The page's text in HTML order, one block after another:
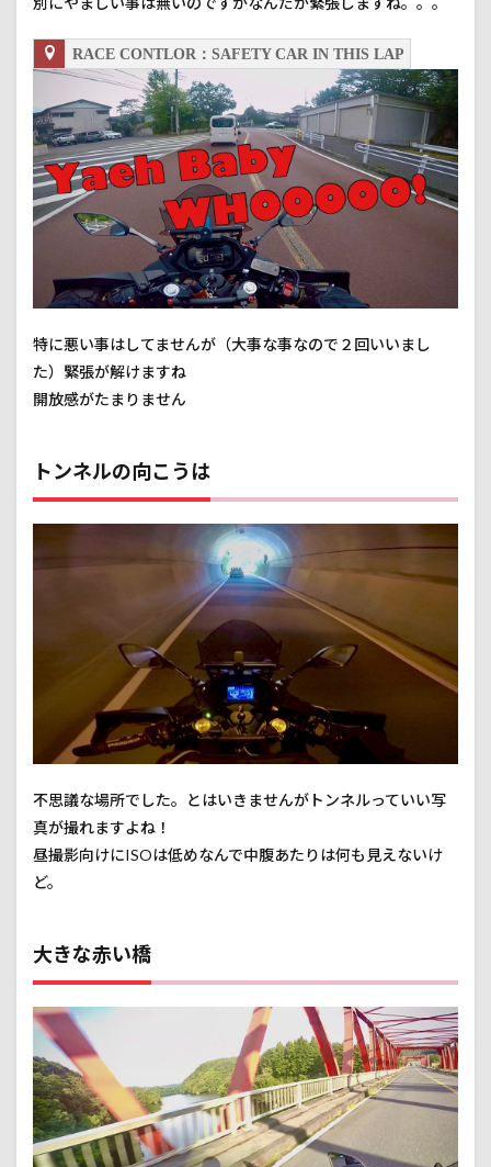
RACE CONTLOR：SAFETY CAR IN THIS LAP
特に悪い事はしてませんが（大事な事なので２回いいまし
た）緊張が解けますね
開放感がたまりません
トンネルの向こうは
不思議な場所でした。とはいきませんがトンネルっていい写
真が撮れますよね！
昼撮影向けにISOは低めなんで中腹あたりは何も見えないけ
ど。
大きな赤い橋